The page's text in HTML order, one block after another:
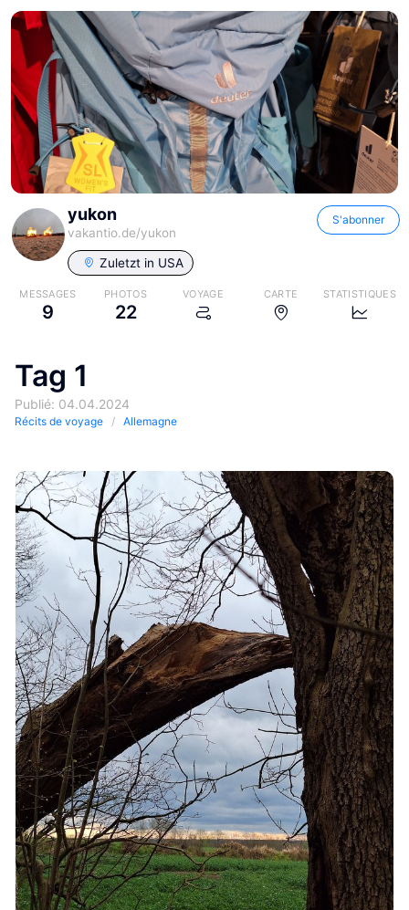
yukon
vakantio.de/yukon
S'abonner
Zuletzt in USA
MESSAGES
9
PHOTOS
22
VOYAGE CARTE STATISTIQUES
Tag 1
Publié: 04.04.2024
Récits de voyage Allemagne